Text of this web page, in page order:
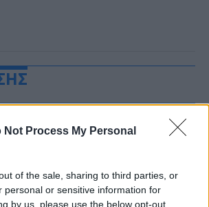
Not Process My Personal
of the sale, sharing to third parties, or
personal or sensitive information for
by us, please use the below opt-out
οι περισσότεροι αγνοούν
ΣΉΜΕΡΑ